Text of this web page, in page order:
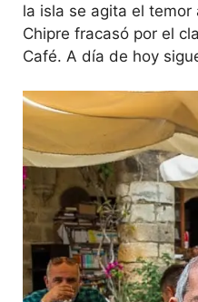
la isla se agita el
Chipre fracasó por el
Café. A día de hoy